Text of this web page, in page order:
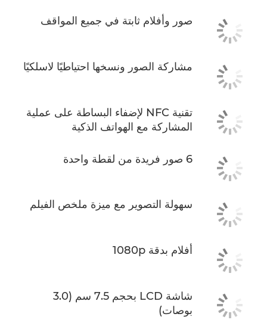
صور وأفلام ثابتة في جميع المواقف
مشاركة الصور ونسخها احتياطيًا لاسلكيًا
تقنية NFC لإضفاء البساطة على عملية
المشاركة مع الهواتف الذكية
6 صور فريدة من لقطة واحدة
سهولة التصوير مع ميزة ملخص الفيلم
أفلام بدقة 1080p
شاشة LCD بحجم 7.5 سم (3.0
بوصات)